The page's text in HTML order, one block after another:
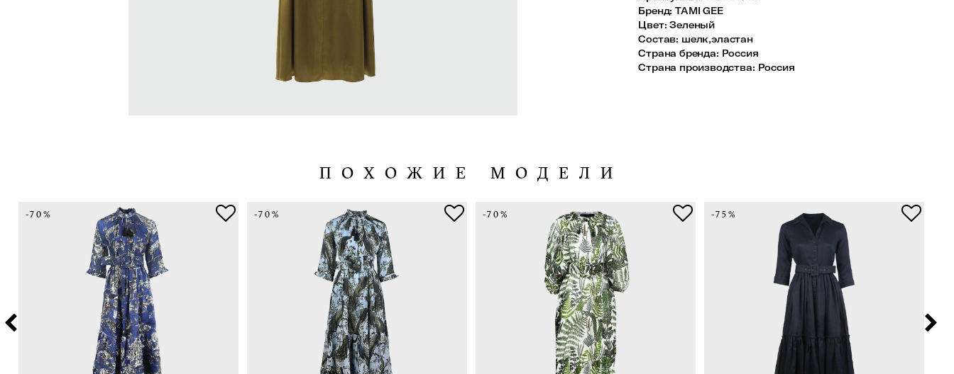
Бренд: TAMI GEE
Цвет: Зеленый
Состав: шелк,эластан
Страна бренда: Россия
Страна производства: Россия
ПОХОЖИЕ МОДЕЛИ
-70% -70% -70% -75%